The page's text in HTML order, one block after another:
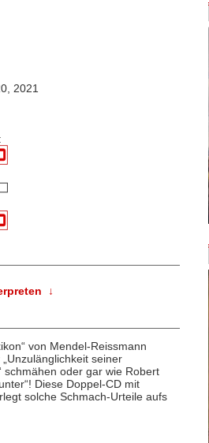
2021
↓
von Mendel-Reissmann
seiner
schmähen oder gar wie Robert
Diese Doppel-CD mit
solche Schmach-Urteile aufs